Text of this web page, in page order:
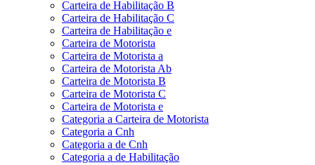
Carteira de Habilitação B
Carteira de Habilitação C
Carteira de Habilitação e
Carteira de Motorista
Carteira de Motorista a
Carteira de Motorista Ab
Carteira de Motorista B
Carteira de Motorista C
Carteira de Motorista e
Categoria a Carteira de Motorista
Categoria a Cnh
Categoria a de Cnh
Categoria a de Habilitação